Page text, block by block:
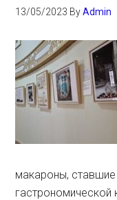
13/05/2023 ByAdmin
макароны,
гастрономической